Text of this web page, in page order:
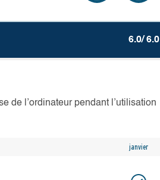
6.0/ 6.0
de l’ordinateur pendant l’utilisation
janvier